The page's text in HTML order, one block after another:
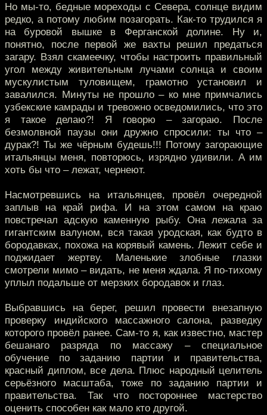
Но мы-то, бедные мореходы с Севера, солнце видим
редко, а потому любим позагорать. Как-то трудился я
на буровой вышке в Ферганской долине. Ну и,
понятно, после первой же вахты решил предаться
загару. Взял скамеечку, чтобы настроить правильный
угол между живительным лучами солнца и своим
мускулистым туловищем, грамотно установил и
завалился. Минуты не прошло – ко мне примчались
узбекские камрады и тревожно осведомились, что это
я такое делаю?! Я говорю – загораю. После
безмолвной паузы они дружно спросили: ты что –
дурак?! Ты же чёрным будешь!!! Потому загорающие
итальянцы меня, повторюсь, изрядно удивили. А им
хоть бы что – лежат, чернеют.
Насмотревшись на итальянцев, провёл очередной
заплыв на край рифа. И на этом самом на краю
повстречал адскую каменную рыбу. Она лежала за
гигантским валуном, вся такая уродская, как будто в
бородавках, похожа на корявый камень. Лежит себе и
поджидает жертву. Маленькие злобные глазки
смотрели мимо – видать, не меня ждала. Я по-тихому
уплыл подальше от мерзких бородавок и глаз.
Выбравшись на берег, решил провести внезапную
проверку индийского массажного салона, разведку
которого провёл ранее. Сам-то я, как известно, мастер
бешанаго разряда по массажу – специальное
обучение по заданию партии и правительства,
красный диплом, все дела. Плюс народный целитель
серьёзного масштаба, тоже по заданию партии и
правительства. Так что постороннее мастерство
оценить способен как мало кто другой.